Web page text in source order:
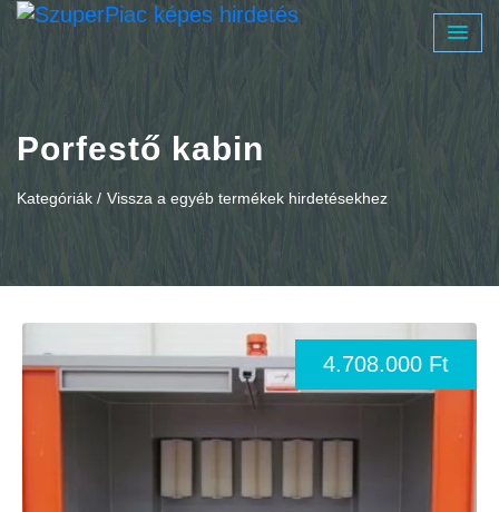
Porfestő kabin
Kategóriák / Vissza a egyéb termékek hirdetésekhez
4.708.000 Ft